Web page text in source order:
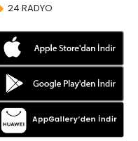
24 RADYO